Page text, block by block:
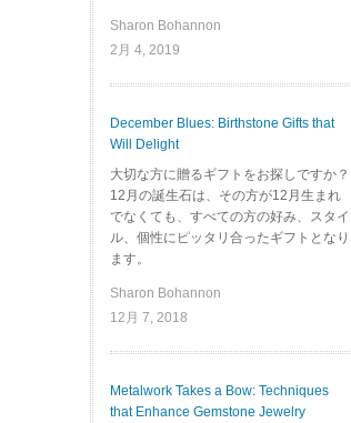
Sharon Bohannon
2月 4, 2019
December Blues: Birthstone Gifts that
Will Delight
大切な方に贈るギフトをお探しですか？
12月の誕生石は、その方が12月生まれ
でなくても、すべての方の好み、スタイ
ル、個性にピッタリ合ったギフトとなり
ます。
Sharon Bohannon
12月 7, 2018
Metalwork Takes a Bow: Techniques
that Enhance Gemstone Jewelry